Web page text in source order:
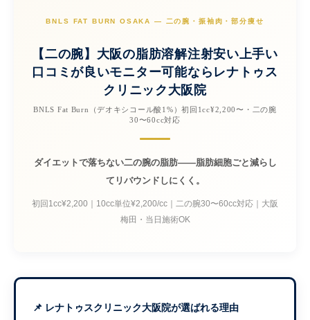
BNLS FAT BURN OSAKA — 二の腕・振袖肉・部分痩せ
【二の腕】大阪の脂肪溶解注射安い上手い
口コミが良いモニター可能ならレナトゥス
クリニック大阪院
BNLS Fat Burn（デオキシコール酸1%）初回1cc¥2,200〜・二の腕
30〜60cc対応
ダイエットで落ちない二の腕の脂肪——脂肪細胞ごと減らし
てリバウンドしにくく。
初回1cc¥2,200｜10cc単位¥2,200/cc｜二の腕30〜60cc対応｜大阪
梅田・当日施術OK
📌 レナトゥスクリニック大阪院が選ばれる理由